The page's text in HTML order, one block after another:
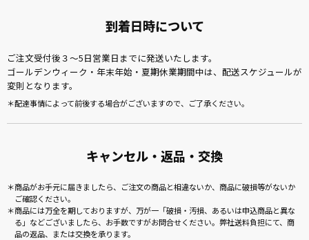
到着日時について
ご注文受付後３～5日営業日までに発送いたします。
ゴールデンウィーク・年末年始・夏期休業期間中は、配送スケジュールが
変則となります。
配達事情によって前後する場合がございますので、ご了承ください。
キャンセル・返品・交換
商品がお手元に届きましたら、ご注文の商品と相違ないか、商品に破損等がないか
ご確認ください。
商品には万全を期しておりますが、万が一「破損・汚損、あるいは申込商品と異な
る」などございましたら、お手数ですがお問合せください。弊社送料負担にて、商
品の返品、または交換を承ります。